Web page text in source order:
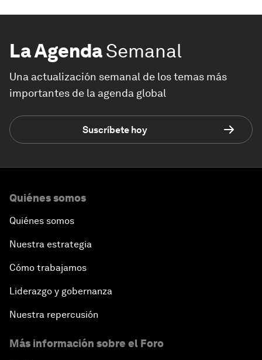
La AgendaSemanal
Una actualización semanal de los temas más
importantes de la agenda global
Suscríbete hoy
Quiénes somos
Quiénes somos
Nuestra estrategia
Cómo trabajamos
Liderazgo y gobernanza
Nuestra repercusión
Más información sobre el Foro